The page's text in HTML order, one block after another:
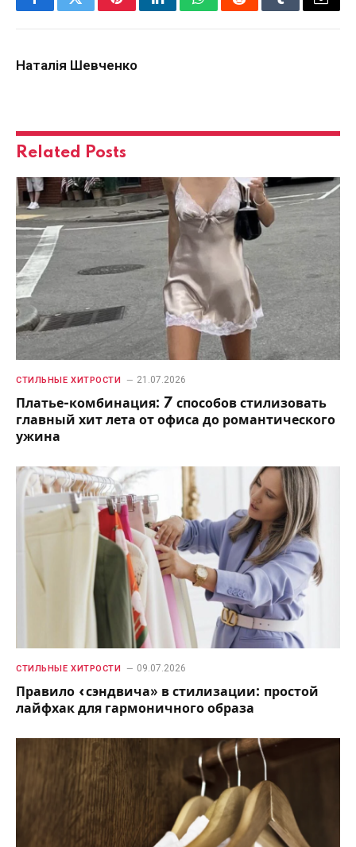
FacebookTwitterPinterestLinkedInWhatsAppRedditTumblrEmail
Наталія Шевченко
Related Posts
СТИЛЬНЫЕ ХИТРОСТИ 21.07.2026
Платье-комбинация: 7 способов стилизовать
главный хит лета от офиса до романтического
ужина
СТИЛЬНЫЕ ХИТРОСТИ 09.07.2026
Правило «сэндвича» в стилизации: простой
лайфхак для гармоничного образа